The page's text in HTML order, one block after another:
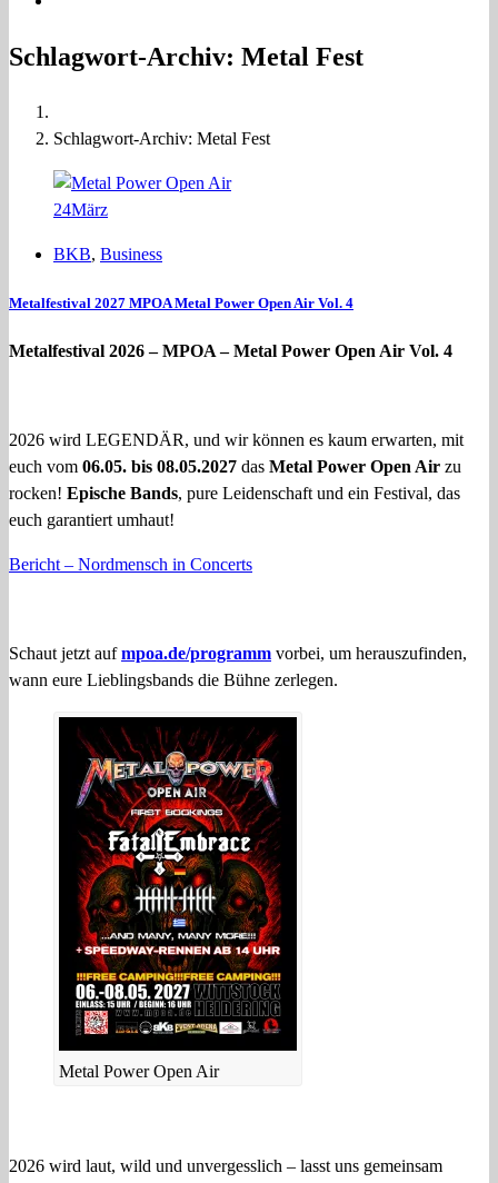
Schlagwort-Archiv: Metal Fest
Schlagwort-Archiv: Metal Fest
24März
BKB, Business
Metalfestival 2027 MPOA Metal Power Open Air Vol. 4
Metalfestival 2026 – MPOA – Metal Power Open Air Vol. 4
2026 wird LEGENDÄR, und wir können es kaum erwarten, mit
euch vom 06.05. bis 08.05.2027 das Metal Power Open Air zu
rocken! Epische Bands, pure Leidenschaft und ein Festival, das
euch garantiert umhaut!
Bericht – Nordmensch in Concerts
Schaut jetzt aufmpoa.de/programm vorbei, um herauszufinden,
wann eure Lieblingsbands die Bühne zerlegen.
Metal Power Open Air
2026 wird laut, wild und unvergesslich – lasst uns gemeinsam